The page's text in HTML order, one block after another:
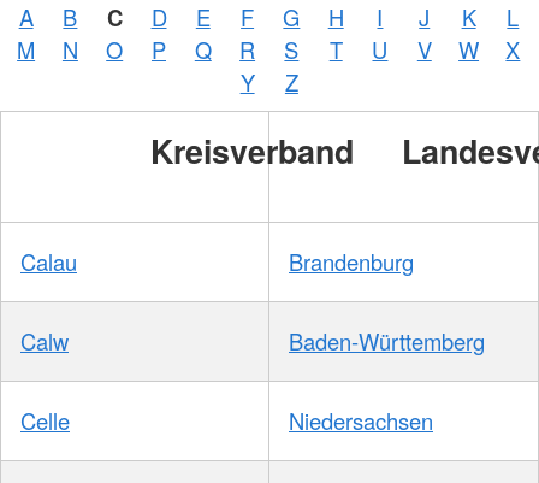
A B C D E F G H I J K
L
M
N O P Q R S T U V W
X
Y
Z
Kreisverband
Calau Brandenburg
Calw Baden-Württemberg
Celle Niedersachsen
Foto:
DRKS